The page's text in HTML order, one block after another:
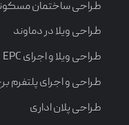
طراحی ساختمان
طراحی ویلا در دماوند
طراحی ویلا و اجرای EPC
طراحی و اجرای پلتفرم
طراحی پلان اداری